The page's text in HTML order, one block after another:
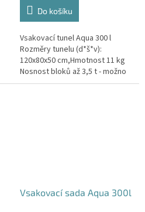
Do košíku
Vsakovací tunel Aqua 300 l
Rozměry tunelu (d*š*v):
120x80x50 cm,Hmotnost 11 kg
Nosnost bloků až 3,5 t - možno
umístit pod parkovací stání do
Vsakovací sada Aqua 300l